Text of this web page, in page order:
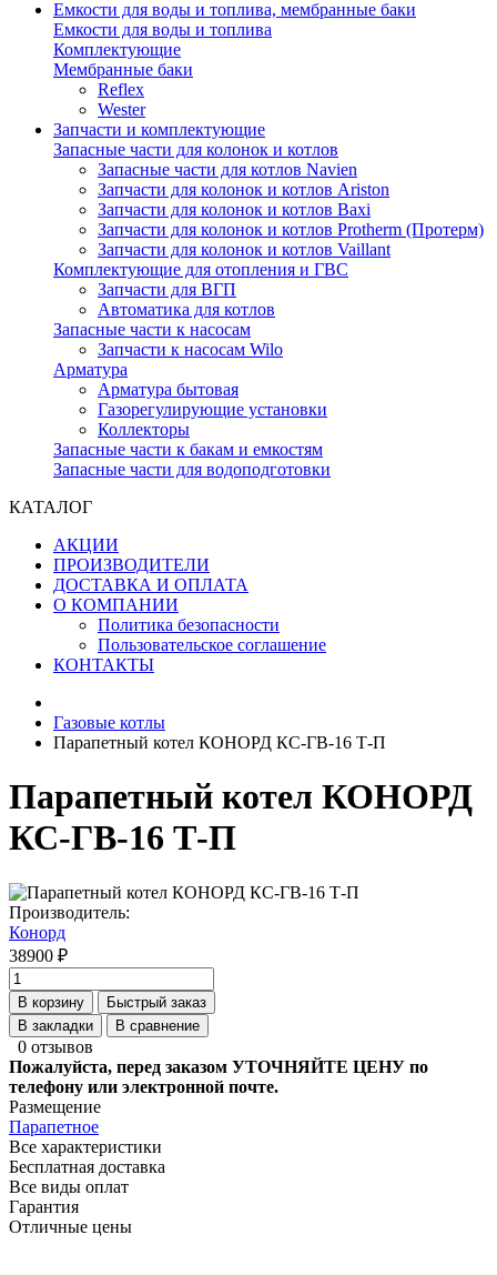
Емкости для воды и топлива, мембранные баки
Емкости для воды и топлива
Комплектующие
Мембранные баки
Reflex
Wester
Запчасти и комплектующие
Запасные части для колонок и котлов
Запасные части для котлов Navien
Запчасти для колонок и котлов Ariston
Запчасти для колонок и котлов Baxi
Запчасти для колонок и котлов Protherm (Протерм)
Запчасти для колонок и котлов Vaillant
Комплектующие для отопления и ГВС
Запчасти для ВГП
Автоматика для котлов
Запасные части к насосам
Запчасти к насосам Wilo
Арматура
Арматура бытовая
Газорегулирующие установки
Коллекторы
Запасные части к бакам и емкостям
Запасные части для водоподготовки
КАТАЛОГ
АКЦИИ
ПРОИЗВОДИТЕЛИ
ДОСТАВКА И ОПЛАТА
О КОМПАНИИ
Политика безопасности
Пользовательское соглашение
КОНТАКТЫ
Газовые котлы
Парапетный котел КОНОРД КС-ГВ-16 Т-П
Парапетный котел КОНОРД
КС-ГВ-16 Т-П
Производитель:
Конорд
38900 ₽
В корзину
Быстрый заказ
В закладки
В сравнение
0 отзывов
Пожалуйста, перед заказом УТОЧНЯЙТЕ ЦЕНУ по
телефону или электронной почте.
Размещение
Парапетное
Все характеристики
Бесплатная доставка
Все виды оплат
Гарантия
Отличные цены